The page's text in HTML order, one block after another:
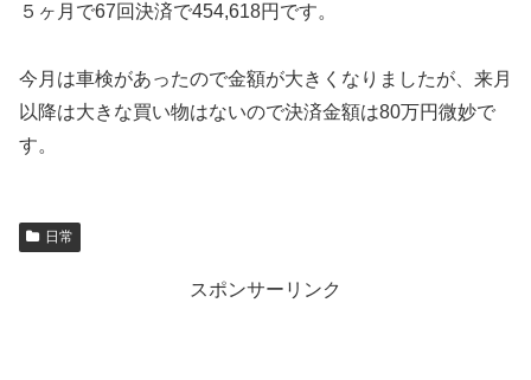
５ヶ月で67回決済で454,618円です。
今月は車検があったので金額が大きくなりましたが、来月
以降は大きな買い物はないので決済金額は80万円微妙で
す。
日常
スポンサーリンク